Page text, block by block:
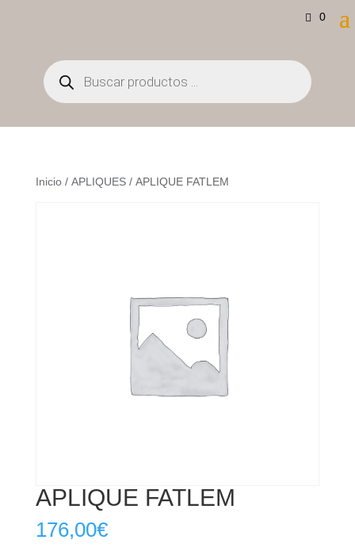
0
Búsqueda
de
productos
Inicio/ APLIQUES/ APLIQUE FATLEM
APLIQUE FATLEM
176,00€